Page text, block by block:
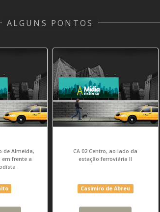
ALGUNS PONTOS
Almeida,
frente a
CA 02 Centro, ao lado da
estação ferroviária II
Casimiro de Abreu